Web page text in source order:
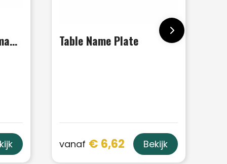
Badge Bamboe met magneet Table Name Plate
vanaf € 6,62 Bekijk